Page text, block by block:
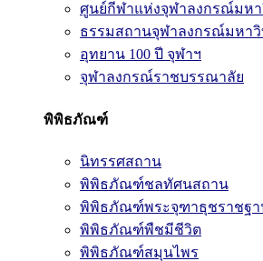
ศูนย์กีฬาแห่งจุฬาลงกรณ์มหา
ธรรมสถานจุฬาลงกรณ์มหาวิ
อุทยาน 100 ปี จุฬาฯ
จุฬาลงกรณ์ราชบรรณาลัย
พิพิธภัณฑ์
นิทรรศสถาน
พิพิธภัณฑ์ชลทัศนสถาน
พิพิธภัณฑ์พระจุฑาธุชราชฐ
พิพิธภัณฑ์พืชมีชีวิต
พิพิธภัณฑ์สมุนไพร